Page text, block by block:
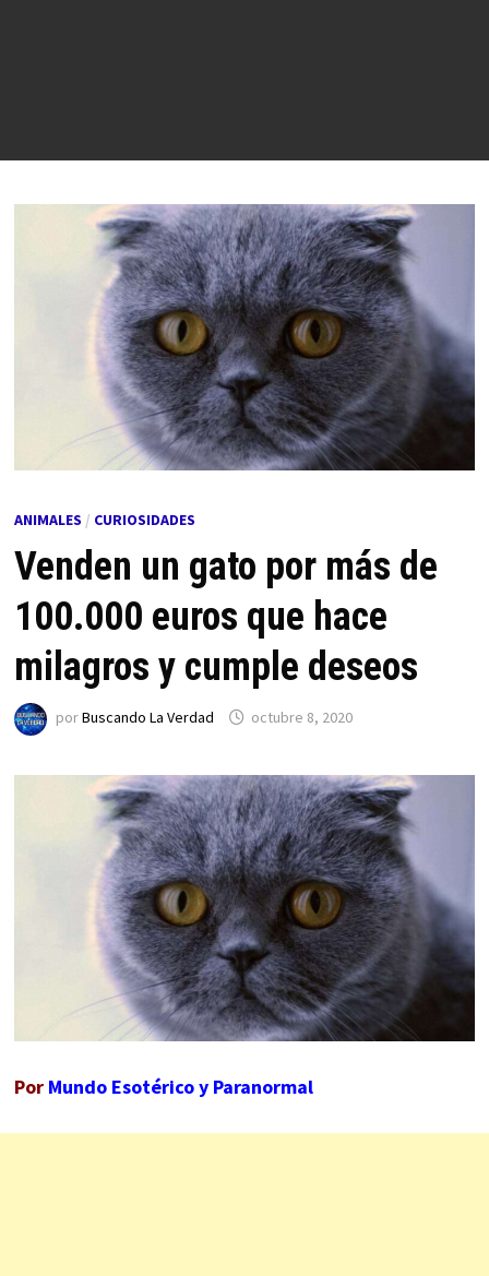
ANIMALES / CURIOSIDADES
Venden un gato por más de
100.000 euros que hace
milagros y cumple deseos
porBuscando La Verdad octubre 8, 2020
Por Mundo Esotérico y Paranormal